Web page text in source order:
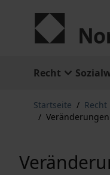
Recht
Startseite / Recht
/